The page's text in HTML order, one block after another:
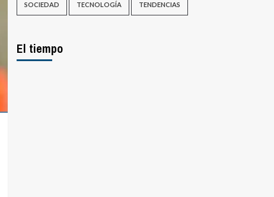
SOCIEDAD TECNOLOGÍA TENDENCIAS
El tiempo